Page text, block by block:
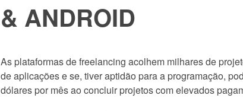
& ANDROID
As plataformas de freelancing acolhem milhares de
de aplicações e se, tiver aptidão para a programação,
dólares por mês ao concluir projetos com elevados